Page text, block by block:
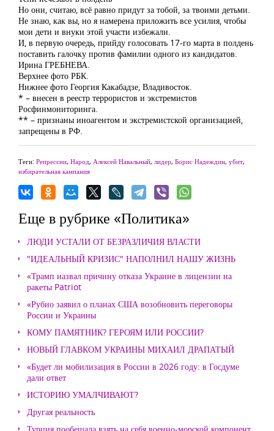
Но они, считаю, всё равно придут за тобой, за твоими детьми.
Не знаю, как вы, но я намерена приложить все усилия, чтобы
мои дети и внуки этой участи избежали.
И, в первую очередь, прийду голосовать 17-го марта в полдень
поставить галочку против фамилии одного из кандидатов.
Ирина ГРЕБНЕВА.
Верхнее фото РБК.
Нижнее фото Георгия Какабадзе, Владивосток.
* – внесен в реестр террористов и экстремистов
Росфинмониторинга.
** – признаны иноагентом и экстремистской организацией,
запрещены в РФ.
Теги: Репрессии, Народ, Алексей Навальный, лидер, Борис Надеждин, убит,
избирательная кампания
Еще в рубрике «Политика»
ЛЮДИ УСТАЛИ ОТ БЕЗРАЗЛИЧИЯ ВЛАСТИ
"ИДЕАЛЬНЫЙ КРИЗИС" НАПОЛНИЛ НАШУ ЖИЗНЬ
«Трамп назвал причину отказа Украине в лицензии на
ракеты Patriot
«Рубио заявил о планах США возобновить переговоры
России и Украины
КОМУ ПАМЯТНИК? ГЕРОЯМ ИЛИ РОССИИ?
НОВЫЙ ГЛАВКОМ УКРАИНЫ МИХАИЛ ДРАПАТЫЙ
«Будет ли мобилизация в России в 2026 году: в Госдуме
дали ответ
ИСТОРИЮ УМАЛЧИВАЮТ?
Другая реальность